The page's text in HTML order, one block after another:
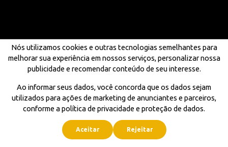
Nós utilizamos cookies e outras tecnologias semelhantes para
melhorar sua experiência em nossos serviços, personalizar nossa
publicidade e recomendar conteúdo de seu interesse.
Ao informar seus dados, você concorda que os dados sejam
utilizados para ações de marketing de anunciantes e parceiros,
conforme a política de privacidade e proteção de dados.
Aceitar Rejeitar